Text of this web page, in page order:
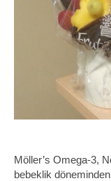
Möller’s Omega-3,
bebeklik